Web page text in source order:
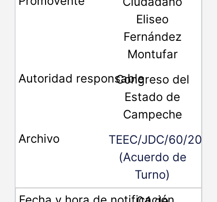
Eliseo
Fernández
Montufar
Congreso del
Estado de
Campeche
TEEC/JDC/60/2019
(Acuerdo de
Turno)